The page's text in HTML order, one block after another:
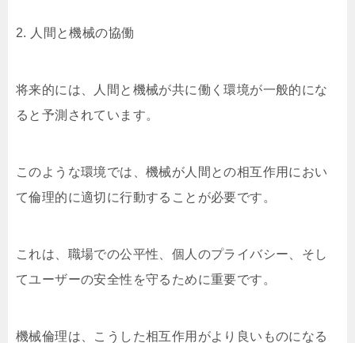
2. 人間と機械の協働
将来的には、人間と機械が共に働く環境が一般的にな
ると予測されています。
このような環境では、機械が人間との相互作用におい
て倫理的に適切に行動することが必要です。
これは、職場での公平性、個人のプライバシー、そし
てユーザーの安全性を守るために重要です。
機械倫理は、こうした相互作用がより良いものになる